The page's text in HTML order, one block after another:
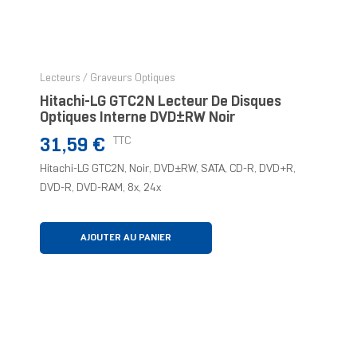
Lecteurs / Graveurs Optiques
Hitachi-LG GTC2N Lecteur De Disques
Optiques Interne DVD±RW Noir
Prix
31,59 € TTC
Hitachi-LG GTC2N, Noir, DVD±RW, SATA, CD-R, DVD+R,
DVD-R, DVD-RAM, 8x, 24x
AJOUTER AU PANIER